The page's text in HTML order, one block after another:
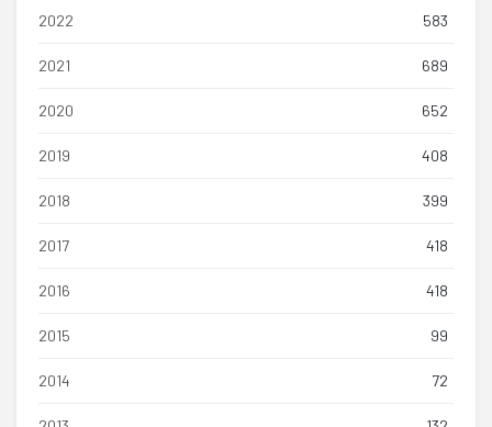
2022 583
2021 689
2020 652
2019 408
2018 399
2017 418
2016 418
2015 99
2014 72